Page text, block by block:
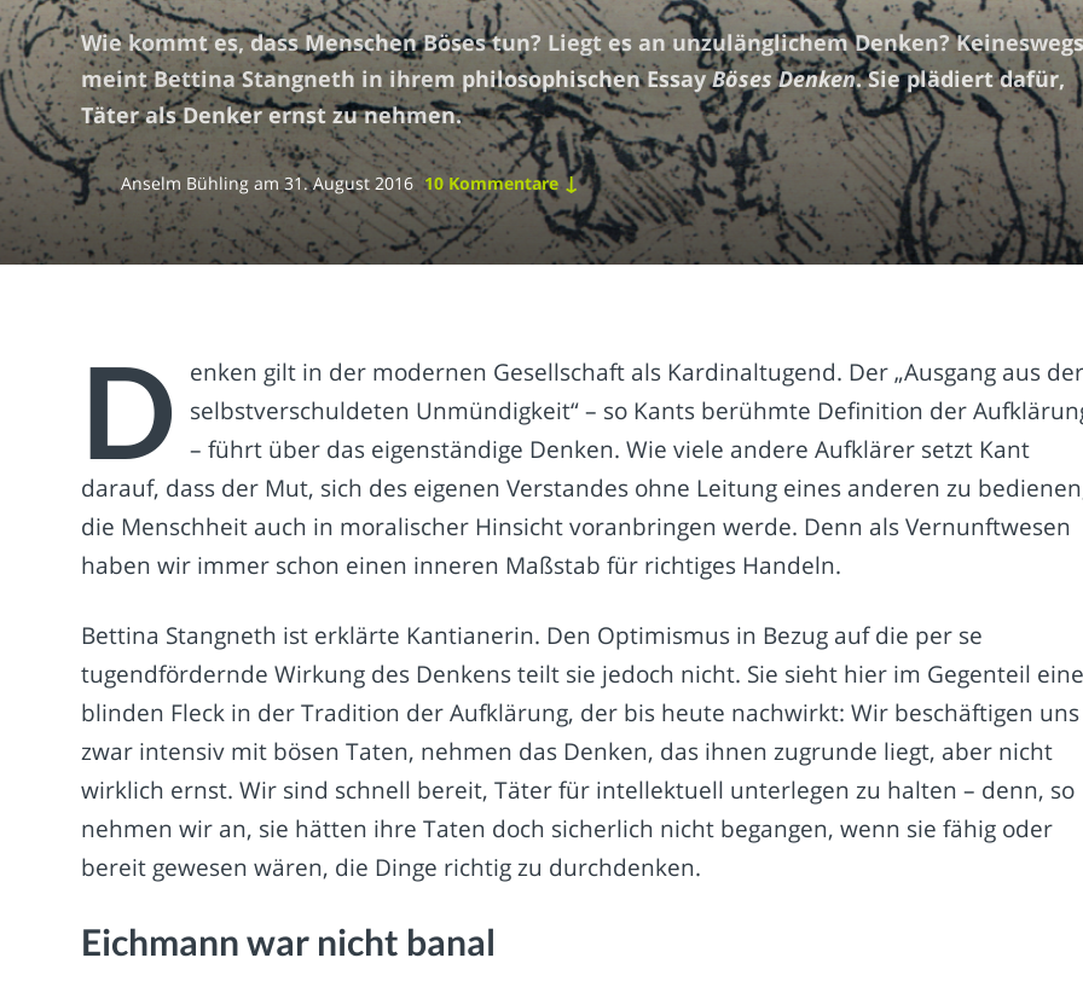
Wie kommt es, dass Menschen Böses tun? Liegt es an unzulänglichem Denken?
meint Bettina Stangneth in ihrem philosophischen EssayBöses Denken. Sie plädiert dafür,
Täter als Denker ernst zu nehmen.
Anselm Bühlingam 31. August 2016 10 Kommentare↓
D
enken gilt in der modernen Gesellschaft als Kardinaltugend. Der „Ausgang aus
selbstverschuldeten Unmündigkeit“ – so Kants berühmte Definition der
– führt über das eigenständige Denken. Wie viele andere Aufklärer setzt Kant
darauf, dass der Mut, sich des eigenen Verstandes ohne Leitung eines anderen zu
die Menschheit auch in moralischer Hinsicht voranbringen werde. Denn als Vernunftwesen
haben wir immer schon einen inneren Maßstab für richtiges Handeln.
Bettina Stangneth ist erklärte Kantianerin. Den Optimismus in Bezug auf die per se
tugendfördernde Wirkung des Denkens teilt sie jedoch nicht. Sie sieht hier im Gegenteil
blinden Fleck in der Tradition der Aufklärung, der bis heute nachwirkt: Wir beschäftigen uns
zwar intensiv mit bösen Taten, nehmen das Denken, das ihnen zugrunde liegt, aber nicht
wirklich ernst. Wir sind schnell bereit, Täter für intellektuell unterlegen zu halten – denn, so
nehmen wir an, sie hätten ihre Taten doch sicherlich nicht begangen, wenn sie fähig oder
bereit gewesen wären, die Dinge richtig zu durchdenken.
Eichmann war nicht banal